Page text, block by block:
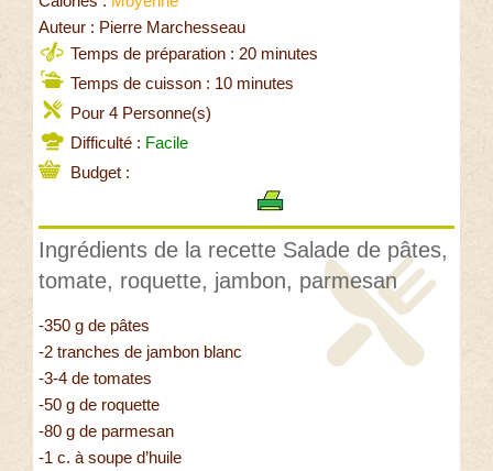
Auteur : Pierre Marchesseau
Temps de préparation : 20 minutes
Temps de cuisson : 10 minutes
Pour 4 Personne(s)
Difficulté : Facile
Budget :
Ingrédients de la recette Salade de pâtes,
tomate, roquette, jambon, parmesan
-350 g de pâtes
-2 tranches de jambon blanc
-3-4 de tomates
-50 g de roquette
-80 g de parmesan
-1 c. à soupe d’huile